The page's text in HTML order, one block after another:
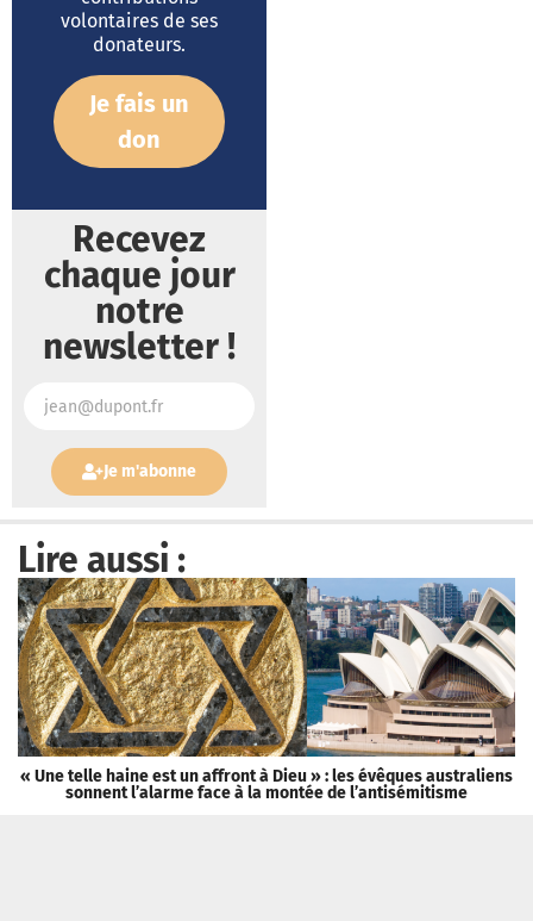
volontaires de ses
donateurs.
Je fais un
don
Recevez
chaque jour
notre
newsletter !
Je m'abonne
Lire aussi :
« Une telle haine est un affront à Dieu » : les évêques australiens
sonnent l’alarme face à la montée de l’antisémitisme